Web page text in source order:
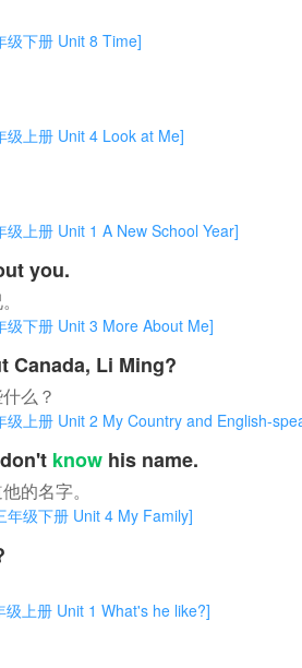
级下册 Unit 8 Time]
级上册 Unit 4 Look at Me]
级上册 Unit 1 A New School Year]
you.
级下册 Unit 3 More About Me]
Canada, Li Ming?
么？
级上册 Unit 2 My Country and English-
know his name.
的名字。
年级下册 Unit 4 My Family]
级上册 Unit 1 What's he like?]